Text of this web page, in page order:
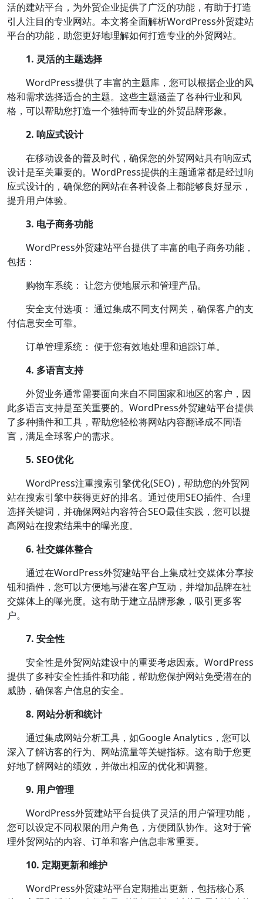
活的建站平台，为外贸企业提供了广泛的功能，有助于打造
引人注目的专业网站。本文将全面解析WordPress外贸建站
平台的功能，助您更好地理解如何打造专业的外贸网站。
1. 灵活的主题选择
WordPress提供了丰富的主题库，您可以根据企业的风
格和需求选择适合的主题。这些主题涵盖了各种行业和风
格，可以帮助您打造一个独特而专业的外贸品牌形象。
2. 响应式设计
在移动设备的普及时代，确保您的外贸网站具有响应式
设计是至关重要的。WordPress提供的主题通常都是经过响
应式设计的，确保您的网站在各种设备上都能够良好显示，
提升用户体验。
3. 电子商务功能
WordPress外贸建站平台提供了丰富的电子商务功能，
包括：
购物车系统： 让您方便地展示和管理产品。
安全支付选项： 通过集成不同支付网关，确保客户的支
付信息安全可靠。
订单管理系统： 便于您有效地处理和追踪订单。
4. 多语言支持
外贸业务通常需要面向来自不同国家和地区的客户，因
此多语言支持是至关重要的。WordPress外贸建站平台提供
了多种插件和工具，帮助您轻松将网站内容翻译成不同语
言，满足全球客户的需求。
5. SEO优化
WordPress注重搜索引擎优化(SEO)，帮助您的外贸网
站在搜索引擎中获得更好的排名。通过使用SEO插件、合理
选择关键词，并确保网站内容符合SEO最佳实践，您可以提
高网站在搜索结果中的曝光度。
6. 社交媒体整合
通过在WordPress外贸建站平台上集成社交媒体分享按
钮和插件，您可以方便地与潜在客户互动，并增加品牌在社
交媒体上的曝光度。这有助于建立品牌形象，吸引更多客
户。
7. 安全性
安全性是外贸网站建设中的重要考虑因素。WordPress
提供了多种安全性插件和功能，帮助您保护网站免受潜在的
威胁，确保客户信息的安全。
8. 网站分析和统计
通过集成网站分析工具，如Google Analytics，您可以
深入了解访客的行为、网站流量等关键指标。这有助于您更
好地了解网站的绩效，并做出相应的优化和调整。
9. 用户管理
WordPress外贸建站平台提供了灵活的用户管理功能，
您可以设定不同权限的用户角色，方便团队协作。这对于管
理外贸网站的内容、订单和客户信息非常重要。
10. 定期更新和维护
WordPress外贸建站平台定期推出更新，包括核心系